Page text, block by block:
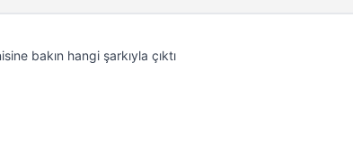
bakın hangi şarkıyla çıktı